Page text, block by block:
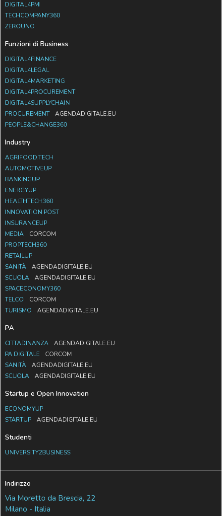
DIGITAL4PMI
TECHCOMPANY360
ZEROUNO
Funzioni di Business
DIGITAL4FINANCE
DIGITAL4LEGAL
DIGITAL4MARKETING
DIGITAL4PROCUREMENT
DIGITAL4SUPPLYCHAIN
PROCUREMENT
AGENDADIGITALE.EU
PEOPLE&CHANGE360
Industry
AGRIFOOD.TECH
AUTOMOTIVEUP
BANKINGUP
ENERGYUP
HEALTHTECH360
INNOVATION POST
INSURANCEUP
MEDIA
CORCOM
PROPTECH360
RETAILUP
SANITÀ
AGENDADIGITALE.EU
SCUOLA
AGENDADIGITALE.EU
SPACECONOMY360
TELCO
CORCOM
TURISMO
AGENDADIGITALE.EU
PA
CITTADINANZA
AGENDADIGITALE.EU
PA DIGITALE
CORCOM
SANITÀ
AGENDADIGITALE.EU
SCUOLA
AGENDADIGITALE.EU
Startup e Open Innovation
ECONOMYUP
STARTUP
AGENDADIGITALE.EU
Studenti
UNIVERSITY2BUSINESS
Indirizzo
Via Moretto da Brescia, 22
Milano - Italia